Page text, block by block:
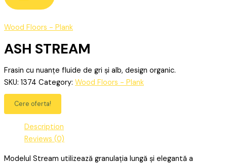
Wood Floors - Plank
ASH STREAM
Frasin cu nuanțe fluide de gri și alb, design organic.
SKU: 1374 Category: Wood Floors - Plank
Cere oferta!
Description
Reviews (0)
Modelul Stream utilizează granulația lungă și elegantă a